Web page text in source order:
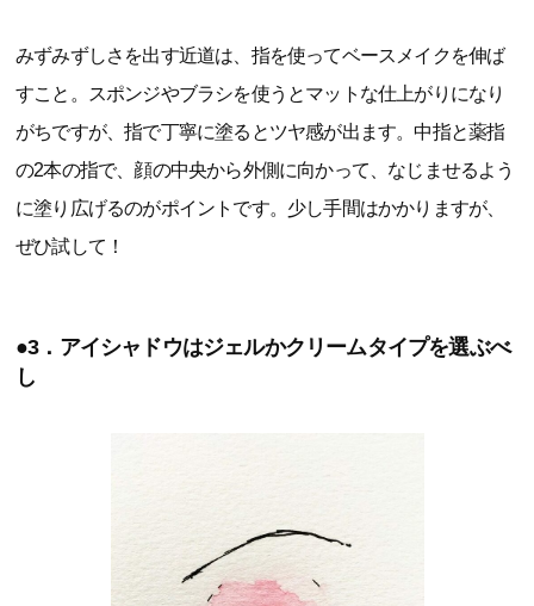
みずみずしさを出す近道は、指を使ってベースメイクを伸ば
すこと。スポンジやブラシを使うとマットな仕上がりになり
がちですが、指で丁寧に塗るとツヤ感が出ます。中指と薬指
の2本の指で、顔の中央から外側に向かって、なじませるよう
に塗り広げるのがポイントです。少し手間はかかりますが、
ぜひ試して！
●3．アイシャドウはジェルかクリームタイプを選ぶべ
し